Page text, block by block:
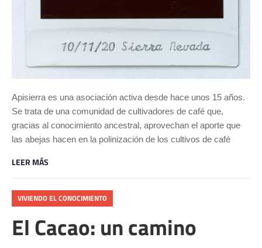
Apisierra es una asociación activa desde hace unos 15 años.
Se trata de una comunidad de cultivadores de café que,
gracias al conocimiento ancestral, aprovechan el aporte que
las abejas hacen en la polinización de los cultivos de café
LEER MÁS
VIVIENDO EL CONOCIMIENTO
El Cacao: un camino